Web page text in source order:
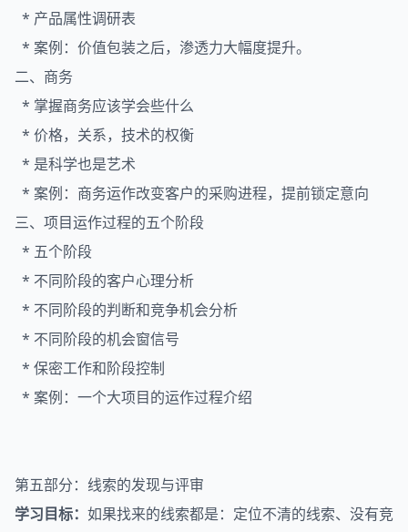
* 产品属性调研表
* 案例：价值包装之后，渗透力大幅度提升。
二、商务
* 掌握商务应该学会些什么
* 价格，关系，技术的权衡
* 是科学也是艺术
* 案例：商务运作改变客户的采购进程，提前锁定意向
三、项目运作过程的五个阶段
* 五个阶段
* 不同阶段的客户心理分析
* 不同阶段的判断和竞争机会分析
* 不同阶段的机会窗信号
* 保密工作和阶段控制
* 案例：一个大项目的运作过程介绍
第五部分：线索的发现与评审
学习目标： 如果找来的线索都是：定位不清的线索、没有竞